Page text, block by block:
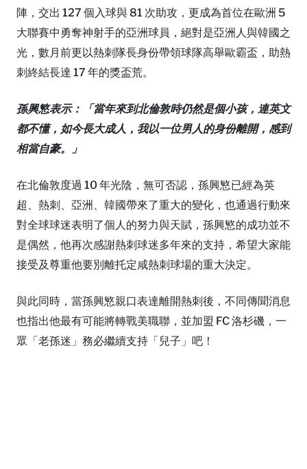
陣，交出 127 個入球與 81 次助攻，更成為首位在歐洲 5
大聯賽中勇奪神射手的亞洲球員，絕對是亞洲人與韓國之
光，數月前更以熱刺隊長身份帶領球隊高舉歐霸盃，助熱
刺終結長達 17 年的獎盃荒。
孫興慜表示：「當年來到北倫敦時仍然是個小孩，連英文
都不懂，如今長大成人，我以一位男人的身份離開，感到
相當自豪。」
在北倫敦度過 10 年光陰，無可否認，孫興慜已經為英
超、熱刺、亞洲、韓國帶來了重大的變化，也通過行動來
對全球球迷表明了個人的努力與天賦，孫興慜的成功並不
是偶然，他再次感謝熱刺球迷多年來的支持，希望大家能
接受及尊重他要別離托定咸熱刺球場的重大決定。
與此同時，當孫興慜親口表達離開熱刺後，不同傳聞消息
也指出他最有可能將轉戰美職聯，並加盟 FC 洛杉磯，一
眾「老孫迷」務必繼續支持「兒子」吧！